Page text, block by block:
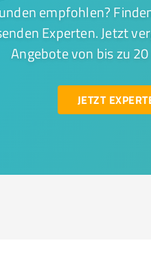
empfohlen?
Experten. Jetzt
Angebote von bis zu
JETZT